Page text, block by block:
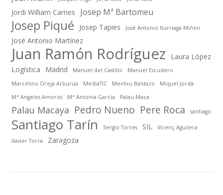
Jordi William Carnes Josep Mª Bartomeu
Josep Piqué Josep Tapies José Antonio Iturriaga Miñón
José Antonio Martínez
Juan Ramón Rodríguez
Laura López
Logística
Madrid Manuel del Castillo
Manuel Escudero
Marcelino Oreja Arburúa
MediaTIC Mentxu Baldazo
Miquel Jordà
Mª Angeles Amorós
Mª Antonia García Palau Maca
Palau Macaya Pedro Nueno Pere Roca santiago
Santiago Tarín Sergio Torres SIL
Vicenç Aguilera
Xavier Torra
Zaragoza